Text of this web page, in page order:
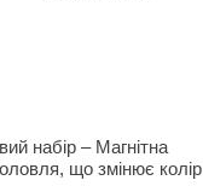
набір – Магнітна
що змінює колір